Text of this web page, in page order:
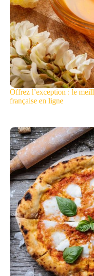
Offrez l’exception : le
française en ligne